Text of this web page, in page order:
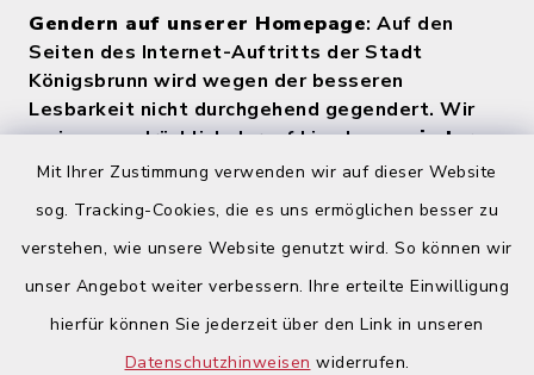
Mit Ihrer Zustimmung verwenden wir auf dieser Website
sog. Tracking-Cookies, die es uns ermöglichen besser zu
verstehen, wie unsere Website genutzt wird. So können wir
unser Angebot weiter verbessern. Ihre erteilte Einwilligung
hierfür können Sie jederzeit über den Link in unseren
Datenschutzhinweisen widerrufen.
Gendern auf unserer Homepage: Auf den
Seiten des Internet-Auftritts der Stadt
Königsbrunn wird wegen der besseren
Lesbarkeit nicht durchgehend gegendert. Wir
weisen ausdrücklich darauf hin, dasszu jeder
Zeit alle Geschlechter (m/w/d) angesprochen
Quicklinks
Begegnungsland Lech-Wertach